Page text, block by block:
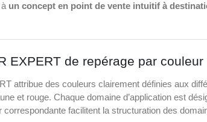
un concept en point de vente intuitif à
EXPERT de repérage par couleur
attribue des couleurs clairement définies aux
et rouge. Chaque domaine d’application est
correspondante facilitent la structuration des